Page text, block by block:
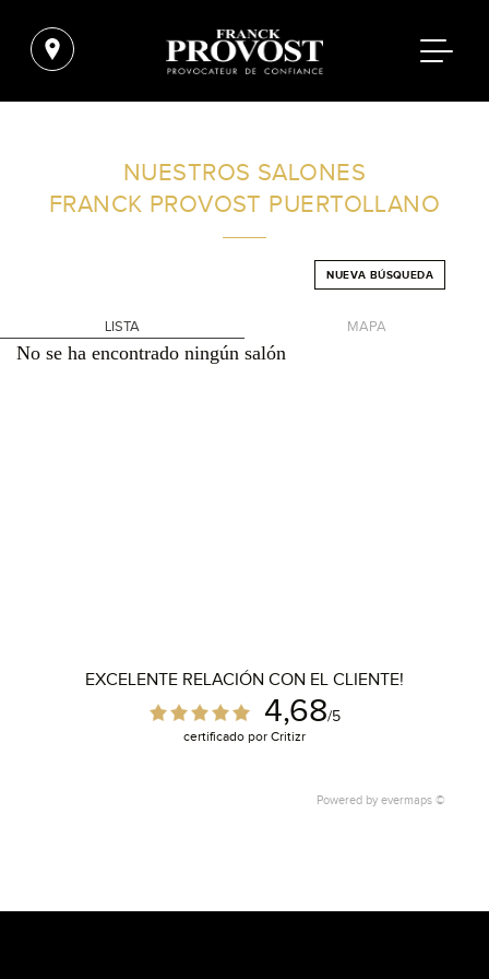
FILTROS AVANZADOS
NUESTROS SALONES
FRANCK PROVOST PUERTOLLANO
NUEVA BÚSQUEDA
LISTA MAPA
No se ha encontrado ningún salón
EXCELENTE RELACIÓN CON EL CLIENTE!
4,68/5
certificado por Critizr
Powered by evermaps ©